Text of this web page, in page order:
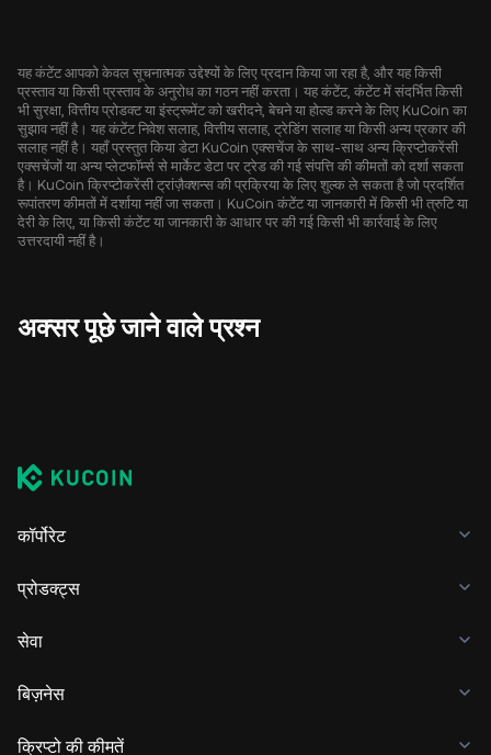
यह कंटेंट आपको केवल सूचनात्मक उद्देश्यों के लिए प्रदान किया जा रहा है, और यह किसी
प्रस्ताव या किसी प्रस्ताव के अनुरोध का गठन नहीं करता। यह कंटेंट, कंटेंट में संदर्भित किसी
भी सुरक्षा, वित्तीय प्रोडक्ट या इंस्ट्रूमेंट को खरीदने, बेचने या होल्ड करने के लिए KuCoin का
सुझाव नहीं है। यह कंटेंट निवेश सलाह, वित्तीय सलाह, ट्रेडिंग सलाह या किसी अन्य प्रकार की
सलाह नहीं है। यहाँ प्रस्तुत किया डेटा KuCoin एक्सचेंज के साथ-साथ अन्य क्रिप्टोकरेंसी
एक्सचेंजों या अन्य प्लेटफॉर्म्स से मार्केट डेटा पर ट्रेड की गई संपत्ति की कीमतों को दर्शा सकता
है। KuCoin क्रिप्टोकरेंसी ट्रांज़ैक्शन्स की प्रक्रिया के लिए शुल्क ले सकता है जो प्रदर्शित
रूपांतरण कीमतों में दर्शाया नहीं जा सकता। KuCoin कंटेंट या जानकारी में किसी भी त्रुटि या
देरी के लिए, या किसी कंटेंट या जानकारी के आधार पर की गई किसी भी कार्रवाई के लिए
उत्तरदायी नहीं है।
अक्सर पूछे जाने वाले प्रश्न
कॉर्पोरेट
प्रोडक्ट्स
सेवा
बिज़नेस
क्रिप्टो की कीमतें